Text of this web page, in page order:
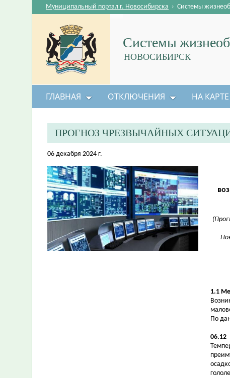
Системы
НОВОСИБИРСК
Муниципальный портал г. Новосибирска › Системы
ГЛАВНАЯ ОТКЛЮЧЕНИЯ НА КАРТЕ
ПРОГНОЗ ЧРЕЗВЫЧАЙНЫХ
06 декабря 2024 г.
1.1
По
06.12